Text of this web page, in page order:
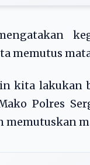
memutus
kita lakukan
Polres
memutuskan